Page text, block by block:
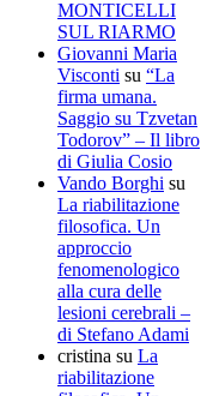
MONTICELLI
SUL RIARMO
Giovanni Maria
Visconti su “La
firma umana.
Saggio su Tzvetan
Todorov” – Il libro
di Giulia Cosio
Vando Borghi su
La riabilitazione
filosofica. Un
approccio
fenomenologico
alla cura delle
lesioni cerebrali –
di Stefano Adami
cristina su La
riabilitazione